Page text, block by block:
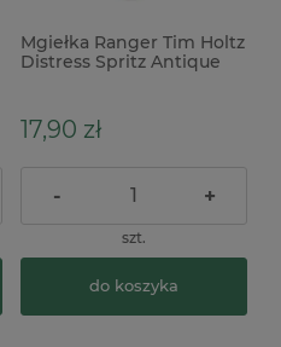
Mgiełka Ranger Tim Holtz
Distress Spritz Antique
17,90 zł
- +
szt.
do koszyka